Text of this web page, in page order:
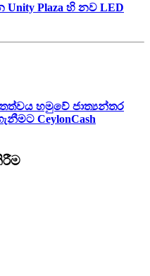
Plaza හි නව LED
තත්වය හමුවේ ජාත්‍යන්තර
CeylonCash